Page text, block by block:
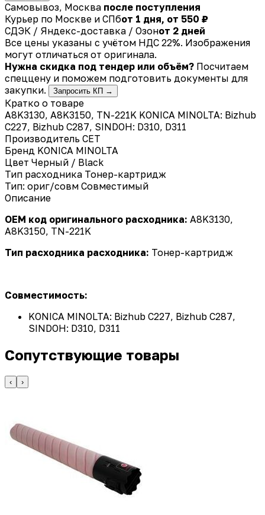
Самовывоз, Москва после поступления
Курьер по Москве и СПбот 1 дня, от 550 ₽
СДЭК / Яндекс-доставка / Озонот 2 дней
Все цены указаны с учётом НДС 22%. Изображения
могут отличаться от оригинала.
Нужна скидка под тендер или объём? Посчитаем
спеццену и поможем подготовить документы для
закупки.
Запросить КП →
Кратко о товаре
A8K3130, A8K3150, TN-221K KONICA MINOLTA: Bizhub
C227, Bizhub C287, SINDOH: D310, D311
Производитель CET
Бренд KONICA MINOLTA
Цвет Черный / Black
Тип расходника Тонер-картридж
Тип: ориг/совм Совместимый
Описание
OEM код оригинального расходника: A8K3130,
A8K3150, TN-221K
Тип расходника расходника: Тонер-картридж
Совместимость:
KONICA MINOLTA: Bizhub C227, Bizhub C287,
SINDOH: D310, D311
Сопутствующие товары
‹ ›